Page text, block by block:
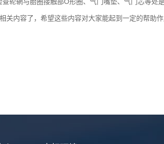
内容了，希望这些内容对大家能起到一定的帮助作